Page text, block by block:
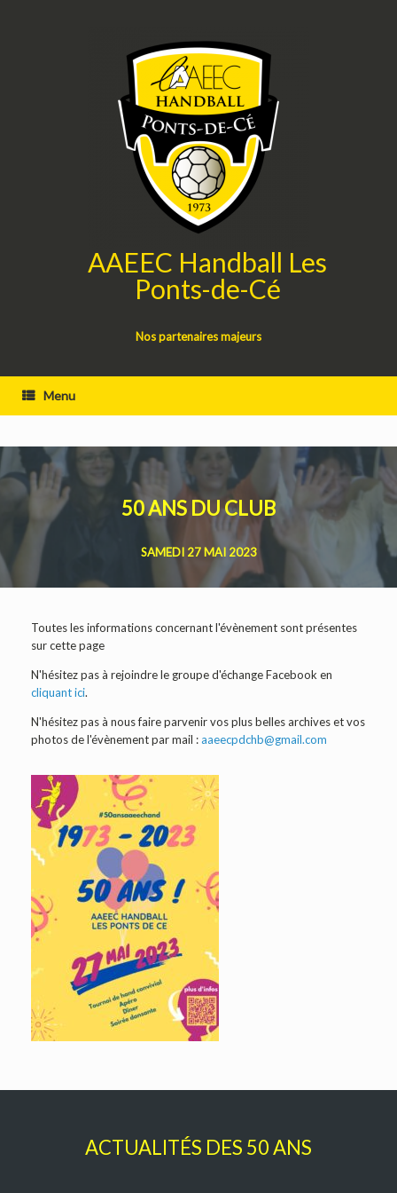
AAEEC Handball Les
Ponts-de-Cé
Nos partenaires majeurs
Menu
50 ANS DU CLUB
SAMEDI 27 MAI 2023
Toutes les informations concernant l'évènement sont présentes
sur cette page
N'hésitez pas à rejoindre le groupe d'échange Facebook en
cliquant ici.
N'hésitez pas à nous faire parvenir vos plus belles archives et vos
photos de l'évènement par mail :aaeecpdchb@gmail.com
ACTUALITÉS DES 50 ANS